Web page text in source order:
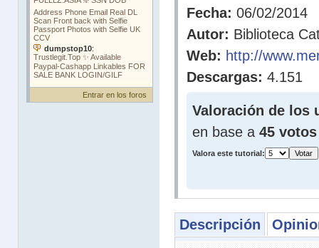
Entrar en los foros
Fecha: 06/02/2014
Autor: Biblioteca
Web: http://
Descargas: 4.151
Valoración de los
en base a 45 votos
Valora este tutorial:
Descripción